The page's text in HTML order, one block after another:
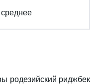
среднее
родезийский риджбек